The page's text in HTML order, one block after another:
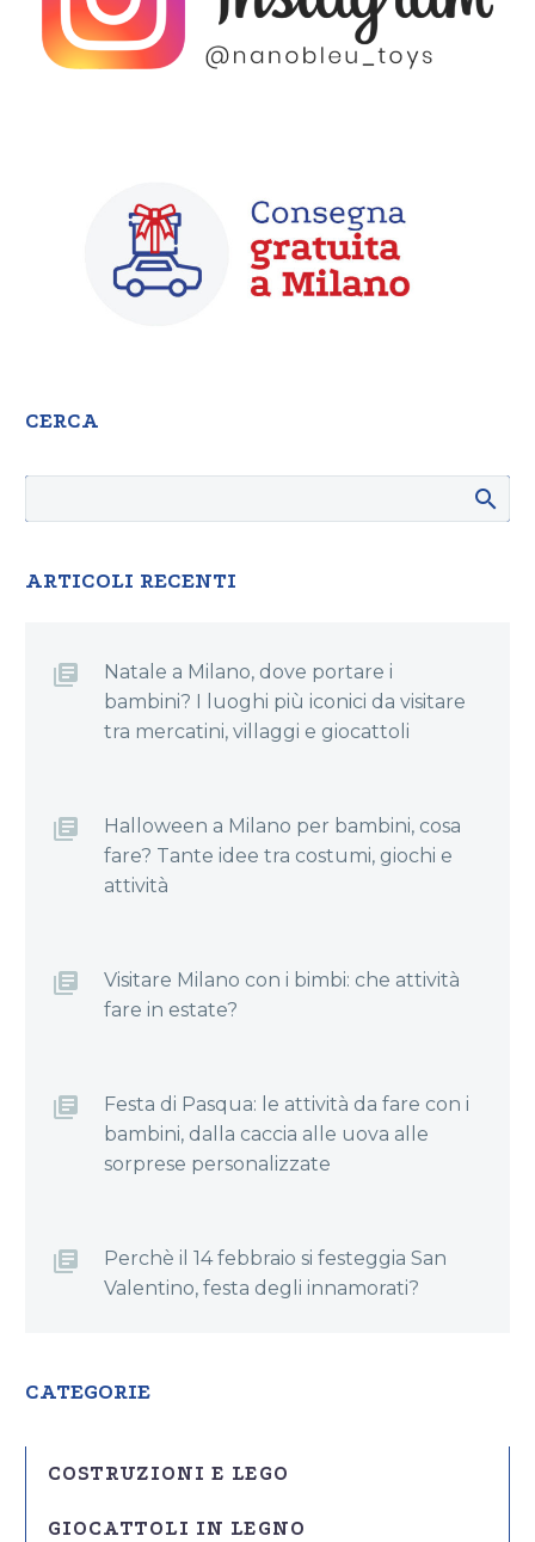
CERCA
ARTICOLI RECENTI
Natale a Milano, dove portare i
bambini? I luoghi più iconici da visitare
tra mercatini, villaggi e giocattoli
Halloween a Milano per bambini, cosa
fare? Tante idee tra costumi, giochi e
attività
Visitare Milano con i bimbi: che attività
fare in estate?
Festa di Pasqua: le attività da fare con i
bambini, dalla caccia alle uova alle
sorprese personalizzate
Perchè il 14 febbraio si festeggia San
Valentino, festa degli innamorati?
CATEGORIE
COSTRUZIONI E LEGO
GIOCATTOLI IN LEGNO